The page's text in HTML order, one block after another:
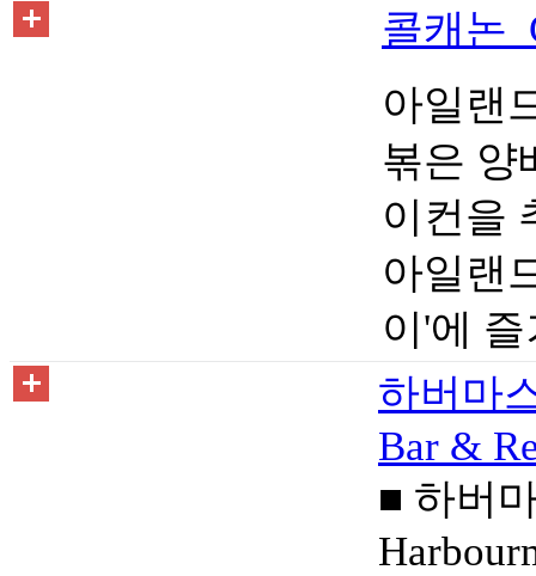
콜캐논
아일랜
볶은 양
이컨을
아일랜
이'에
하버마
Bar &
■ 하버